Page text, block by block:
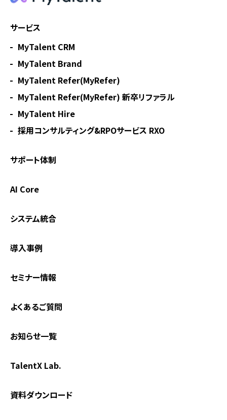
サービス
MyTalent CRM
MyTalent Brand
MyTalent Refer(MyRefer)
MyTalent Refer(MyRefer) 新卒リファラル
MyTalent Hire
採用コンサルティング&RPOサービス RXO
サポート体制
AI Core
システム統合
導入事例
セミナー情報
よくあるご質問
お知らせ一覧
TalentX Lab.
資料ダウンロード